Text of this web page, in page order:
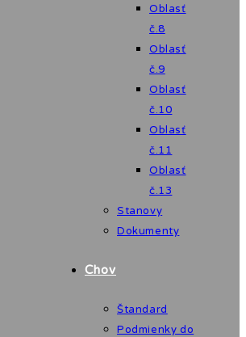
Oblasť
č.8
Oblasť
č.9
Oblasť
č.10
Oblasť
č.11
Oblasť
č.13
Stanovy
Dokumenty
Chov
Štandard
Podmienky do